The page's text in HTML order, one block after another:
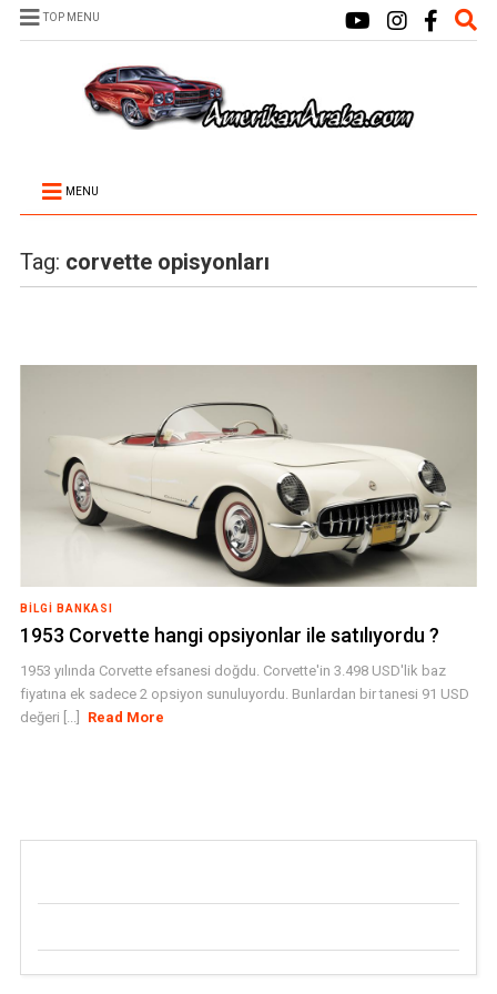
TOP MENU
MENU
Tag: corvette opisyonları
BILGI BANKASI
1953 Corvette hangi opsiyonlar ile satılıyordu ?
1953 yılında Corvette efsanesi doğdu. Corvette'in 3.498 USD'lik baz
fiyatına ek sadece 2 opsiyon sunuluyordu. Bunlardan bir tanesi 91 USD
değeri [...]
Read More